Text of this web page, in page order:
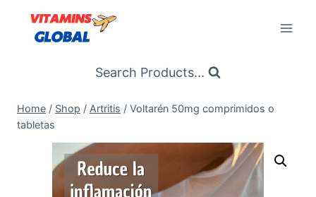
content
Search Products...
Home / Shop / Artritis / Voltarén 50mg comprimidos o
tabletas